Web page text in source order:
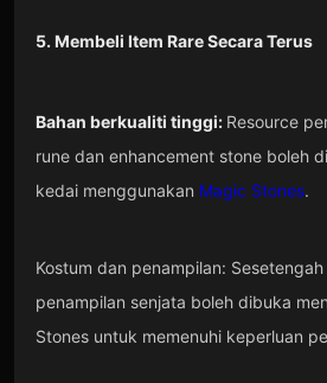
5. Membeli Item Rare Secara Terus
Bahan berkualiti tinggi: Resource
rune dan enhancement stone boleh
kedai menggunakan Magic Stones.
Kostum dan penampilan:
penampilan senjata boleh dibuka
Stones untuk memenuhi keperluan